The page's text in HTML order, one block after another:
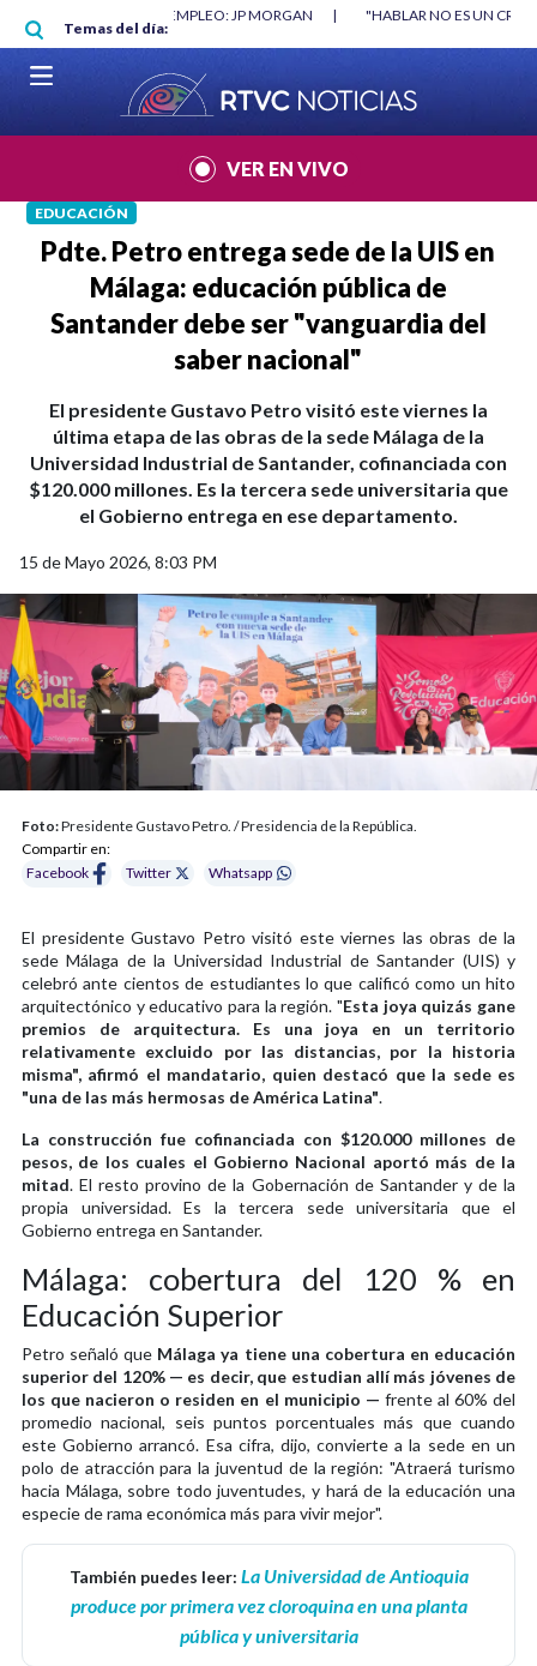
Pasar al contenido principal
Temas del día:
"HABLAR NO ES UN CRIMEN": CARTA DE BETO CORAL |
VER EN VIVO
EDUCACIÓN
Pdte. Petro entrega sede de la UIS en
Málaga: educación pública de
Santander debe ser "vanguardia del
saber nacional"
El presidente Gustavo Petro visitó este viernes la
última etapa de las obras de la sede Málaga de la
Universidad Industrial de Santander, cofinanciada con
$120.000 millones. Es la tercera sede universitaria que
el Gobierno entrega en ese departamento.
15 de Mayo 2026, 8:03 PM
Foto:Presidente Gustavo Petro. / Presidencia de la República.
Compartir en:
Facebook
Twitter Whatsapp
El presidente Gustavo Petro visitó este viernes las obras de la
sede Málaga de la Universidad Industrial de Santander (UIS) y
celebró ante cientos de estudiantes lo que calificó como un hito
arquitectónico y educativo para la región. "Esta joya quizás gane
premios de arquitectura. Es una joya en un territorio
relativamente excluido por las distancias, por la historia
misma", afirmó el mandatario, quien destacó que la sede es
"una de las más hermosas de América Latina".
La construcción fue cofinanciada con $120.000 millones de
pesos, de los cuales el Gobierno Nacional aportó más de la
mitad. El resto provino de la Gobernación de Santander y de la
propia universidad. Es la tercera sede universitaria que el
Gobierno entrega en Santander.
Málaga: cobertura del 120 % en
Educación Superior
Petro señaló que Málaga ya tiene una cobertura en educación
superior del 120% — es decir, que estudian allí más jóvenes de
los que nacieron o residen en el municipio — frente al 60% del
promedio nacional, seis puntos porcentuales más que cuando
este Gobierno arrancó. Esa cifra, dijo, convierte a la sede en un
polo de atracción para la juventud de la región: "Atraerá turismo
hacia Málaga, sobre todo juventudes, y hará de la educación una
especie de rama económica más para vivir mejor".
También puedes leer: La Universidad de Antioquia
produce por primera vez cloroquina en una planta
pública y universitaria